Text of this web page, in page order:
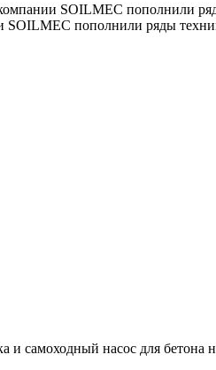
SOILMEC пополнили
SOILMEC пополнили ряды
самоходный насос для